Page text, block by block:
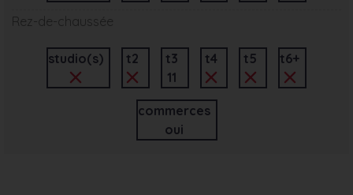
Rez-de-chaussée
studio(s) t2
t3
11
t4 t5 t6+
commerces
oui